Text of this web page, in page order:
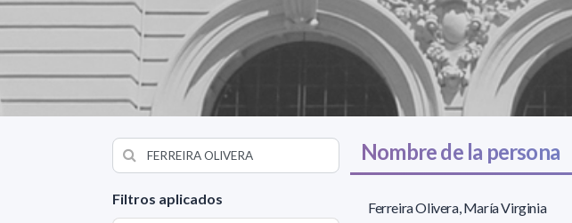
Filtros aplicados
Nombre de la persona
Ferreira Olivera, María Virginia